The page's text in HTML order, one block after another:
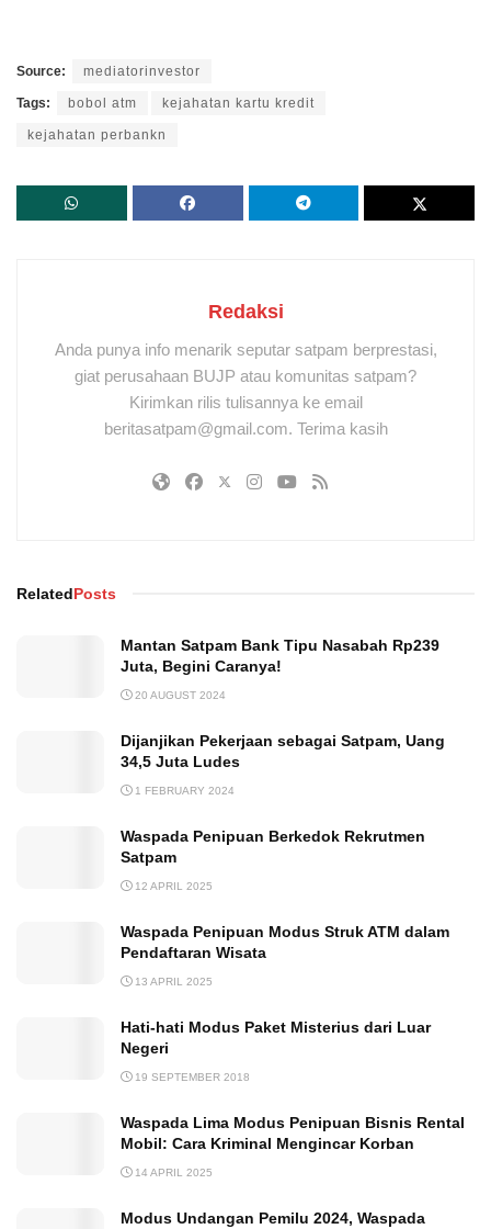
Source: mediatorinvestor
Tags: bobol atm kejahatan kartu kredit
kejahatan perbankn
Redaksi
Anda punya info menarik seputar satpam berprestasi,
giat perusahaan BUJP atau komunitas satpam?
Kirimkan rilis tulisannya ke email
beritasatpam@gmail.com. Terima kasih
RelatedPosts
Mantan Satpam Bank Tipu Nasabah Rp239
Juta, Begini Caranya!
20 AUGUST 2024
Dijanjikan Pekerjaan sebagai Satpam, Uang
34,5 Juta Ludes
1 FEBRUARY 2024
Waspada Penipuan Berkedok Rekrutmen
Satpam
12 APRIL 2025
Waspada Penipuan Modus Struk ATM dalam
Pendaftaran Wisata
13 APRIL 2025
Hati-hati Modus Paket Misterius dari Luar
Negeri
19 SEPTEMBER 2018
Waspada Lima Modus Penipuan Bisnis Rental
Mobil: Cara Kriminal Mengincar Korban
14 APRIL 2025
Modus Undangan Pemilu 2024, Waspada